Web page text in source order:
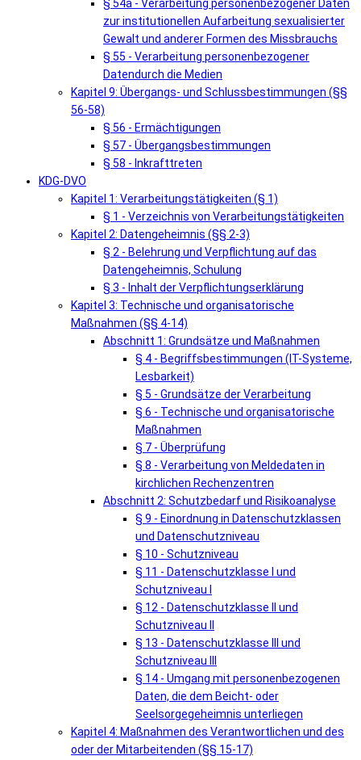
§ 54a - Verarbeitung personenbezogener Daten
zur institutionellen Aufarbeitung sexualisierter
Gewalt und anderer Formen des Missbrauchs
§ 55 - Verarbeitung personenbezogener
Datendurch die Medien
Kapitel 9: Übergangs- und Schlussbestimmungen (§§
56-58)
§ 56 - Ermächtigungen
§ 57 - Übergangsbestimmungen
§ 58 - Inkrafttreten
KDG-DVO
Kapitel 1: Verarbeitungstätigkeiten (§ 1)
§ 1 - Verzeichnis von Verarbeitungstätigkeiten
Kapitel 2: Datengeheimnis (§§ 2-3)
§ 2 - Belehrung und Verpflichtung auf das
Datengeheimnis, Schulung
§ 3 - Inhalt der Verpflichtungserklärung
Kapitel 3: Technische und organisatorische
Maßnahmen (§§ 4-14)
Abschnitt 1: Grundsätze und Maßnahmen
§ 4 - Begriffsbestimmungen (IT-Systeme,
Lesbarkeit)
§ 5 - Grundsätze der Verarbeitung
§ 6 - Technische und organisatorische
Maßnahmen
§ 7 - Überprüfung
§ 8 - Verarbeitung von Meldedaten in
kirchlichen Rechenzentren
Abschnitt 2: Schutzbedarf und Risikoanalyse
§ 9 - Einordnung in Datenschutzklassen
und Datenschutzniveau
§ 10 - Schutzniveau
§ 11 - Datenschutzklasse I und
Schutzniveau I
§ 12 - Datenschutzklasse II und
Schutzniveau II
§ 13 - Datenschutzklasse III und
Schutzniveau III
§ 14 - Umgang mit personenbezogenen
Daten, die dem Beicht- oder
Seelsorgegeheimnis unterliegen
Kapitel 4: Maßnahmen des Verantwortlichen und des
oder der Mitarbeitenden (§§ 15-17)